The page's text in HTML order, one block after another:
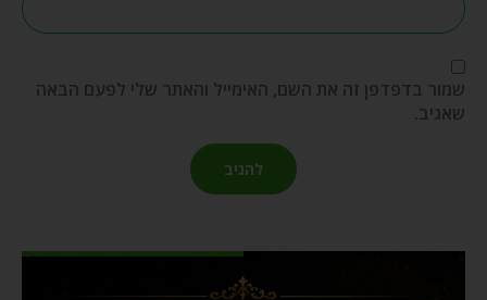
שמור בדפדפן זה את השם, האימייל והאתר שלי לפעם הבאה
שאגיב.